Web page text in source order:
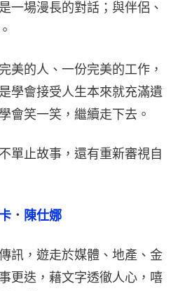
一場漫長的對話；與伴侶、
美的人、一份完美的工作，
學會接受人生本來就充滿遺
會笑一笑，繼續走下去。
單止故事，還有重新審視自
． 陳仕娜
訊，遊走於媒體、地產、金
更迭，藉文字透徹人心，嘻